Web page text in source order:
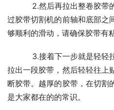
过胶带切割机的前轴和底部之
够顺利的滑动，请确保胶带有
拉出一段胶带，然后轻轻往上
断胶带。越厚的胶带，在切割
是大家都在的的常识。